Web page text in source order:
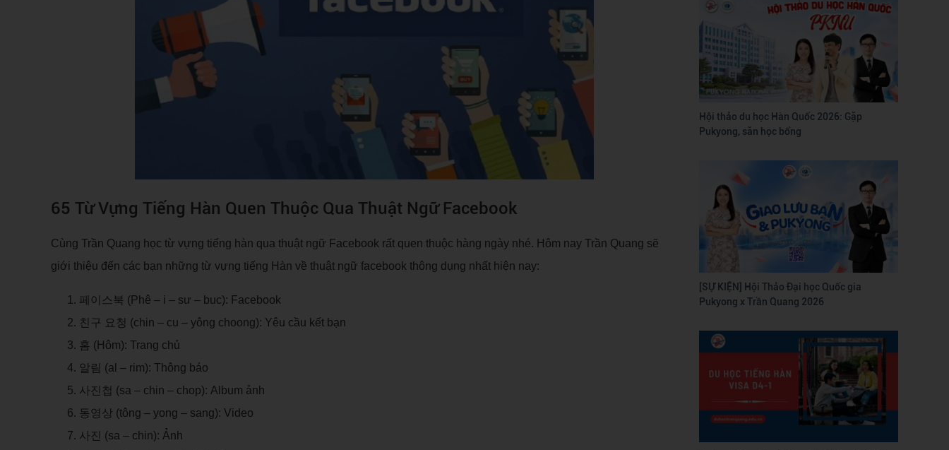
65 Từ Vựng Tiếng Hàn Quen Thuộc Qua Thuật Ngữ Facebook
Cùng Trần Quang học từ vựng tiếng hàn qua thuật ngữ Facebook rất quen thuộc hàng ngày nhé. Hôm nay Trần Quang sẽ
giới thiệu đến các bạn những từ vựng tiếng Hàn về thuật ngữ facebook thông dụng nhất hiện nay:
페이스북 (Phê – i – sư – buc): Facebook
친구 요청 (chin – cu – yông choong): Yêu cầu kết bạn
홈 (Hôm): Trang chủ
알림 (al – rim): Thông báo
사진첩 (sa – chin – chop): Album ảnh
동영상 (tông – yong – sang): Video
사진 (sa – chin): Ảnh
Hội thảo du học Hàn Quốc 2026: Gặp
Pukyong, săn học bổng
[SỰ KIỆN] Hội Thảo Đại học Quốc gia
Pukyong x Trần Quang 2026